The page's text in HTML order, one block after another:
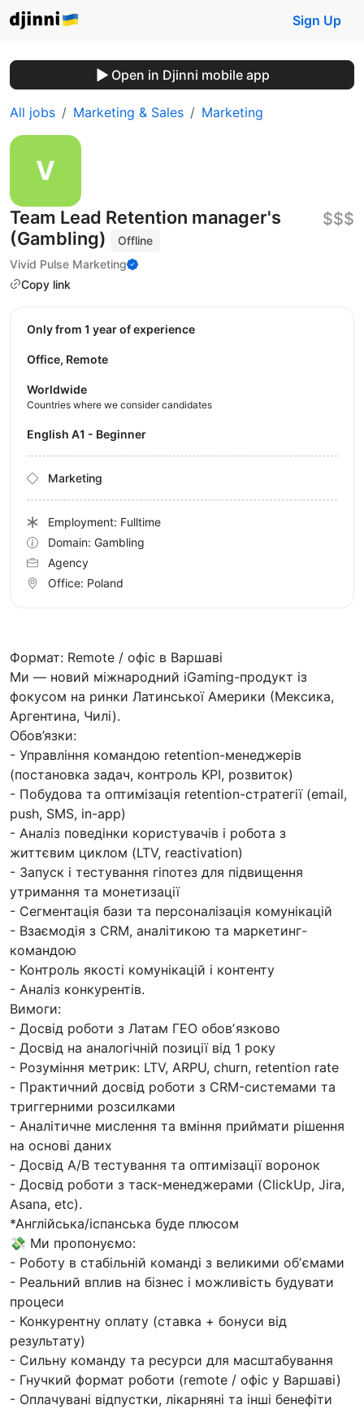
Sign Up
Open in Djinni mobile app
All jobs Marketing & Sales Marketing
Team Lead Retention manager's
(Gambling)
Offline
Vivid Pulse Marketing
Copy link
$$$
Формат: Remote / офіс в Варшаві
Ми — новий міжнародний iGaming-продукт із
фокусом на ринки Латинської Америки (Мексика,
Аргентина, Чилі).
Обов’язки:
- Управління командою retention-менеджерів
(постановка задач, контроль KPI, розвиток)
- Побудова та оптимізація retention-стратегії (email,
push, SMS, in-app)
- Аналіз поведінки користувачів і робота з
життєвим циклом (LTV, reactivation)
- Запуск і тестування гіпотез для підвищення
утримання та монетизації
- Сегментація бази та персоналізація комунікацій
- Взаємодія з CRM, аналітикою та маркетинг-
командою
- Контроль якості комунікацій і контенту
- Аналіз конкурентів.
Вимоги:
- Досвід роботи з Латам ГЕО обовʼязково
- Досвід на аналогічній позиції від 1 року
- Розуміння метрик: LTV, ARPU, churn, retention rate
- Практичний досвід роботи з CRM-системами та
триггерними розсилками
- Аналітичне мислення та вміння приймати рішення
на основі даних
- Досвід A/B тестування та оптимізації воронок
- Досвід роботи з таск-менеджерами (ClickUp, Jira,
Asana, etc).
*Англійська/іспанська буде плюсом
💸 Ми пропонуємо:
- Роботу в стабільній команді з великими обʼємами
- Реальний вплив на бізнес і можливість будувати
процеси
- Конкурентну оплату (ставка + бонуси від
результату)
- Сильну команду та ресурси для масштабування
- Гнучкий формат роботи (remote / офіс у Варшаві)
- Оплачувані відпустки, лікарняні та інші бенефіти
Only from 1 year of experience
Office, Remote
Worldwide
Countries where we consider candidates
English A1 - Beginner
Marketing
Employment: Fulltime
Domain: Gambling
Agency
Office: Poland